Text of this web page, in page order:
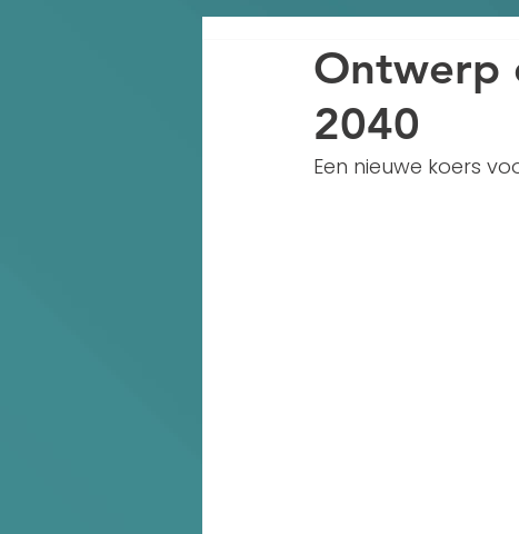
Ontwerp
2040
Een nieuwe koers